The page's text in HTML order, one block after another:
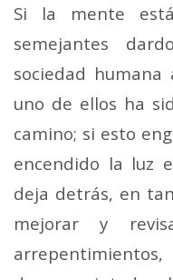
Si la mente
semejantes
sociedad
uno de ellos ha
camino; si esto
encendido la luz
deja detrás, en
mejorar y